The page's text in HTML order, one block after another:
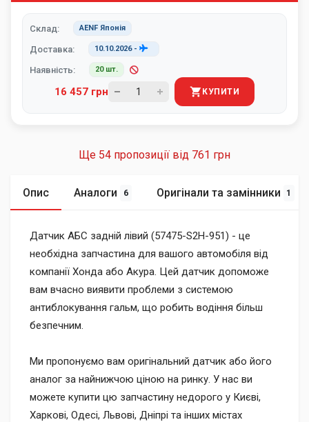
Склад: AENF Японія
Доставка: 10.10.2026-
Наявність: 20 шт.
16 457 грн КУПИТИ
Ще 54 пропозиції від 761 грн
Опис Аналоги 6 Оригінали та замінники 1
Датчик АБС задній лівий (57475-S2H-951) - це
необхідна запчастина для вашого автомобіля від
компанії Хонда або Акура. Цей датчик допоможе
вам вчасно виявити проблеми з системою
антиблокування гальм, що робить водіння більш
безпечним.
Ми пропонуємо вам оригінальний датчик або його
аналог за найнижчою ціною на ринку. У нас ви
можете купити цю запчастину недорого у Києві,
Харкові, Одесі, Львові, Дніпрі та інших містах